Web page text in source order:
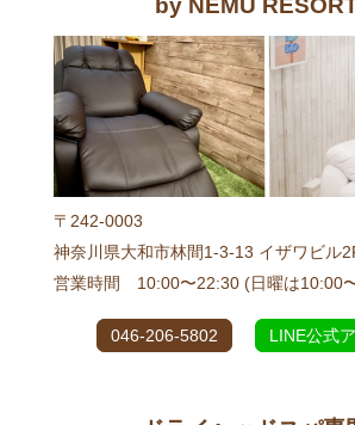
by NEMU
〒242-0003
神奈川県大和市林間1-3-13 イザワビル
営業時間 10:00〜22:30 (日曜は10:00
046-206-5802 LINE公式